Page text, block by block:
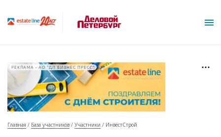
РЕКЛАМА • АО "ДП БИЗНЕС ПРЕСС"
Главная База участников Участники ИнвестСтрой